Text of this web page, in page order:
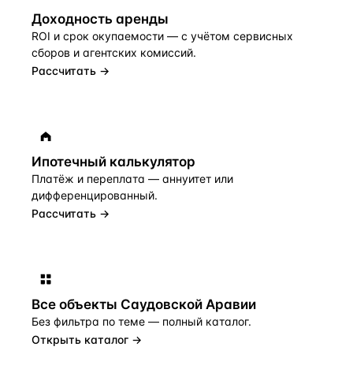
Доходность аренды
ROI и срок окупаемости — с учётом сервисных
сборов и агентских комиссий.
Рассчитать →
Ипотечный калькулятор
Платёж и переплата — аннуитет или
дифференцированный.
Рассчитать →
Все объекты Саудовской Аравии
Без фильтра по теме — полный каталог.
Открыть каталог →